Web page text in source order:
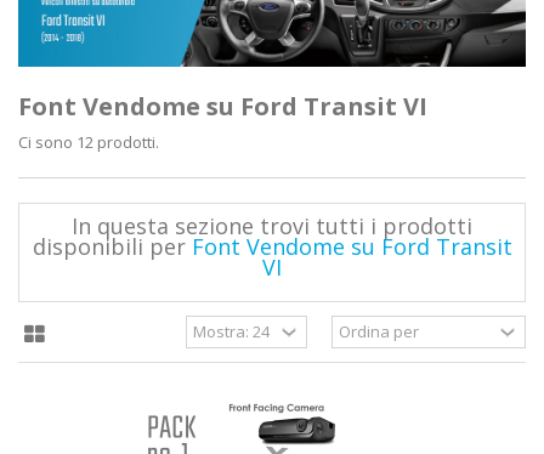
Font Vendome su Ford Transit VI
Ci sono 12 prodotti.
In questa sezione trovi tutti i prodotti
disponibili per Font Vendome su Ford Transit
VI